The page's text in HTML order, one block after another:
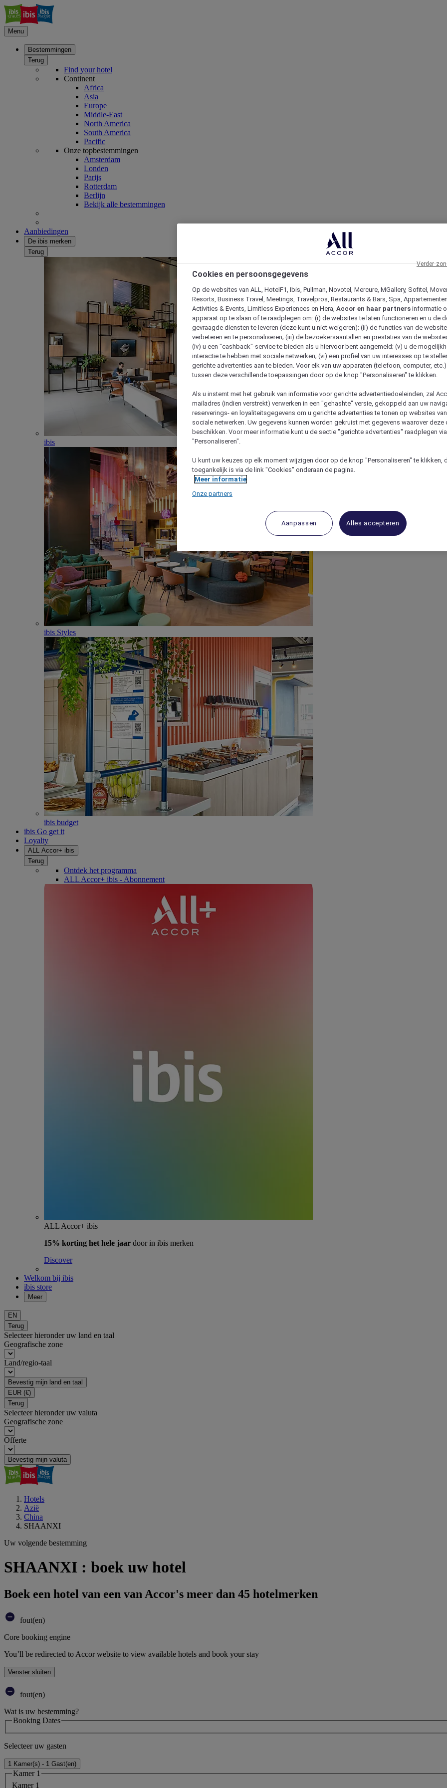
Menu
Bestemmingen
Terug
Find your hotel
Continent
Africa
Asia
Europe
Middle-East
North America
South America
Pacific
Onze topbestemmingen
Amsterdam
Londen
Parijs
Rotterdam
Berlijn
Bekijk alle bestemmingen
Aanbiedingen
De ibis merken
Terug
ibis
ibis Styles
ibis budget
ibis Go get it
Loyalty
ALL Accor+ ibis
Terug
Ontdek het programma
ALL Accor+ ibis - Abonnement
ALL Accor+ ibis
15% korting het hele jaar door in ibis merken
Discover
Welkom bij ibis
ibis store
Meer
EN
Terug
Selecteer hieronder uw land en taal
Geografische zone
Land/regio-taal
Bevestig mijn land en taal
EUR (€)
Terug
Selecteer hieronder uw valuta
Geografische zone
Offerte
Bevestig mijn valuta
Hotels
Azië
China
SHAANXI
Uw volgende bestemming
SHAANXI : boek uw hotel
Boek een hotel van een van Accor's meer dan 45 hotelmerken
fout(en)
Core booking engine
You’ll be redirected to Accor website to view available hotels and book your stay
Venster sluiten
fout(en)
Wat is uw bestemming?
Booking Dates
Selecteer uw gasten
1 Kamer(s) - 1 Gast(en)
Kamer 1
Kamer 1
Cookies en persoonsgegevens
Op de websites van ALL, HotelF1, Ibis, Pullman, Novotel, Mercure, MGallery, Sofitel,
Resorts, Business Travel, Meetings, Travelpros, Restaurants & Bars, Spa,
Activities & Events, Limitless Experiences en Hera, Accor en haar partners informatie
apparaat op te slaan of te raadplegen om: (i) de websites te laten functioneren en u de
gevraagde diensten te leveren (deze kunt u niet weigeren); (ii) de functies van de
verbeteren en te personaliseren; (iii) de bezoekersaantallen en prestaties van de
(iv) u een "cashback"-service te bieden als u hiervoor bent aangemeld; (v) u de
interactie te hebben met sociale netwerken; (vi) een profiel van uw interesses op te
gerichte advertenties aan te bieden. Voor elk van uw apparaten (telefoon, computer,
tussen deze verschillende toepassingen door op de knop "Personaliseren" te klikken.
Als u instemt met het gebruik van informatie voor gerichte advertentiedoeleinden, zal
mailadres (indien verstrekt) verwerken in een "gehashte" versie, gekoppeld aan uw
reserverings- en loyaliteitsgegevens om u gerichte advertenties te tonen op websites
sociale netwerken. Uw gegevens kunnen worden gekruist met gegevens waarover deze
beschikken. Voor meer informatie kunt u de sectie "gerichte advertenties" raadplegen
"Personaliseren".
U kunt uw keuzes op elk moment wijzigen door op de knop "Personaliseren" te klikken,
toegankelijk is via de link "Cookies" onderaan de pagina.
Meer informatie
Onze partners
Aanpassen Alles accepteren
Verder